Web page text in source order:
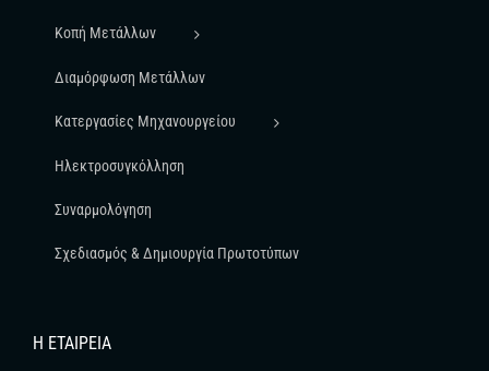
Κοπή Μετάλλων
Διαμόρφωση Μετάλλων
Κατεργασίες Μηχανουργείου
Ηλεκτροσυγκόλληση
Συναρμολόγηση
Σχεδιασμός & Δημιουργία Πρωτοτύπων
Η ΕΤΑΙΡΕΊΑ